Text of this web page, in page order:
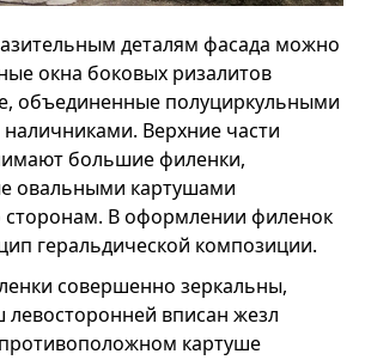
деталям фасада можно
окна боковых ризалитов
объединенные полуциркульными
Верхние части
большие филенки,
овальными картушами
В оформлении филенок
геральдической композиции.
совершенно зеркальны,
левосторонней вписан жезл
картуше